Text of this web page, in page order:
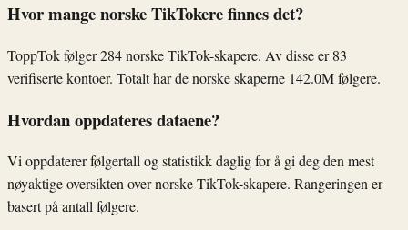
Hvor mange norske TikTokere finnes det?
ToppTok følger 284 norske TikTok-skapere. Av disse er 83
verifiserte kontoer. Totalt har de norske skaperne 142.0M følgere.
Hvordan oppdateres dataene?
Vi oppdaterer følgertall og statistikk daglig for å gi deg den mest
nøyaktige oversikten over norske TikTok-skapere. Rangeringen er
basert på antall følgere.